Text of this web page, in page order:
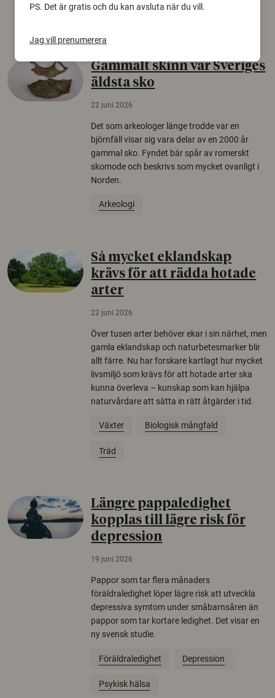
Säkerhetspolitik
Gammalt skinn var Sveriges
äldsta sko
22 juni 2026
Det som arkeologer länge trodde var en
björnfäll visar sig vara delar av en 2000 år
gammal sko. Fyndet bär spår av romerskt
skomode och beskrivs som mycket ovanligt i
Norden.
Arkeologi
Så mycket eklandskap
krävs för att rädda hotade
arter
22 juni 2026
Över tusen arter behöver ekar i sin närhet, men
gamla eklandskap och naturbetesmarker blir
allt färre. Nu har forskare kartlagt hur mycket
livsmiljö som krävs för att hotade arter ska
kunna överleva – kunskap som kan hjälpa
naturvårdare att sätta in rätt åtgärder i tid.
Växter Biologisk mångfald
Träd
Längre pappaledighet
kopplas till lägre risk för
depression
19 juni 2026
Pappor som tar flera månaders
föräldraledighet löper lägre risk att utveckla
depressiva symtom under småbarnsåren än
pappor som tar kortare ledighet. Det visar en
ny svensk studie.
Föräldraledighet Depression
Psykisk hälsa
PS. Det är gratis och du kan avsluta när du vill.
Jag vill prenumerera